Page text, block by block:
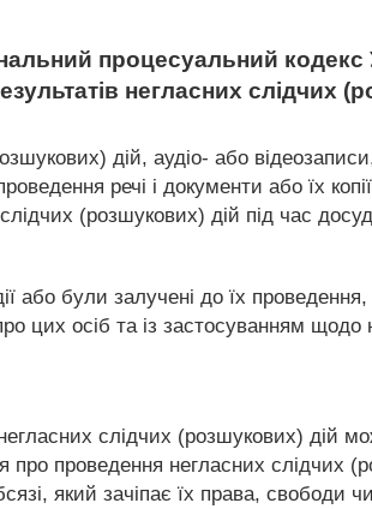
процесуальний кодекс
негласних слідчих
дій, аудіо- або
речі і документи або їх
(розшукових) дій під час
або були залучені до їх
цих осіб та із застосуванням
слідчих (розшукових) дій
про проведення негласних слідчих
який зачіпає їх права, свободи